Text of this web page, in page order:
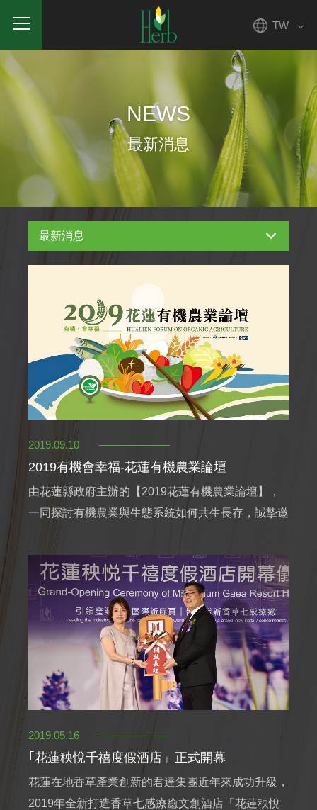
TW
NEWS
最新消息
最新消息
2019.09.10
2019有機會幸福-花蓮有機農業論壇
由花蓮縣政府主辦的【2019花蓮有機農業論壇】，
一同探討有機農業與生態系統如何共生長存，誠摯邀
請您蒞臨參與。
2019.05.16
｢花蓮秧悅千禧度假酒店」正式開幕
花蓮在地香草產業創新的君達集團近年來成功升級，
2019年全新打造香草七感療癒文創酒店「花蓮秧悅